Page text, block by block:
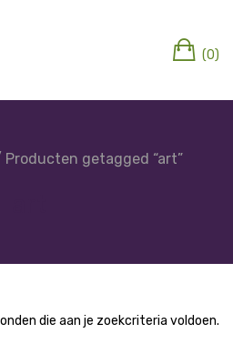
(0)
getagged “art”
die aan je zoekcriteria voldoen.